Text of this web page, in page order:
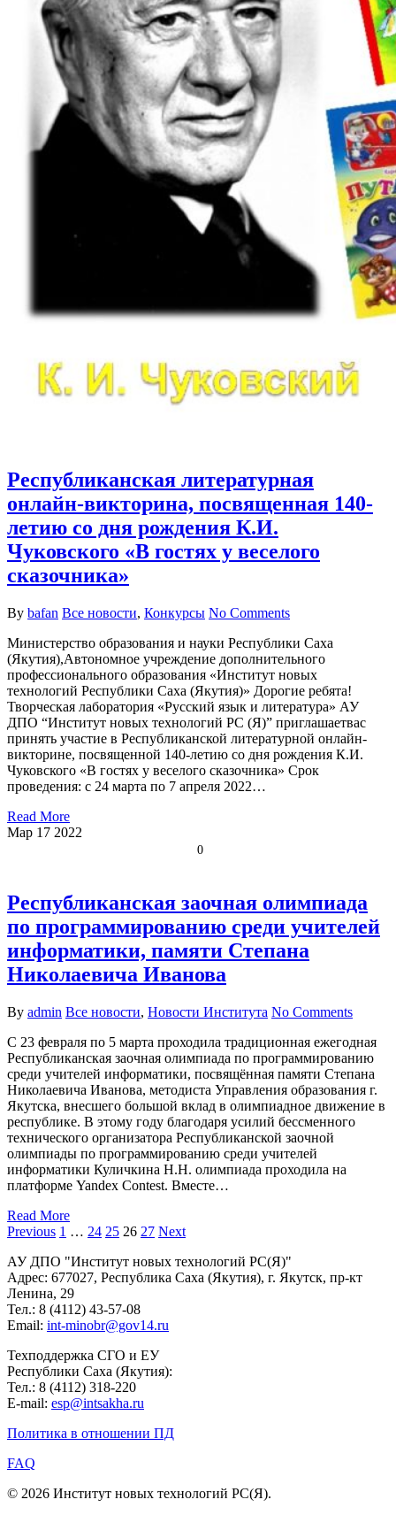
Республиканская литературная
онлайн-викторина, посвященная 140-
летию со дня рождения К.И.
Чуковского «В гостях у веселого
сказочника»
By bafan Все новости, Конкурсы No Comments
Министерство образования и науки Республики Саха
(Якутия),Автономное учреждение дополнительного
профессионального образования «Институт новых
технологий Республики Саха (Якутия)» Дорогие ребята!
Творческая лаборатория «Русский язык и литература» АУ
ДПО “Институт новых технологий РС (Я)” приглашаетвас
принять участие в Республиканской литературной онлайн-
викторине, посвященной 140-летию со дня рождения К.И.
Чуковского «В гостях у веселого сказочника» Срок
проведения: с 24 марта по 7 апреля 2022…
Read More
Мар 17 2022
0
Республиканская заочная олимпиада
по программированию среди учителей
информатики, памяти Степана
Николаевича Иванова
By admin Все новости, Новости Института No Comments
С 23 февраля по 5 марта проходила традиционная ежегодная
Республиканская заочная олимпиада по программированию
среди учителей информатики, посвящённая памяти Степана
Николаевича Иванова, методиста Управления образования г.
Якутска, внесшего большой вклад в олимпиадное движение в
республике. В этому году благодаря усилий бессменного
технического организатора Республиканской заочной
олимпиады по программированию среди учителей
информатики Куличкина Н.Н. олимпиада проходила на
платформе Yandex Contest. Вместе…
Read More
Previous 1 … 24 25 26 27 Next
АУ ДПО "Институт новых технологий РС(Я)"
Адрес: 677027, Республика Саха (Якутия), г. Якутск, пр-кт
Ленина, 29
Тел.: 8 (4112) 43-57-08
Email: int-minobr@gov14.ru
Техподдержка СГО и ЕУ
Республики Саха (Якутия):
Тел.: 8 (4112) 318-220
E-mail: esp@intsakha.ru
Политика в отношении ПД
FAQ
© 2026 Институт новых технологий РС(Я).